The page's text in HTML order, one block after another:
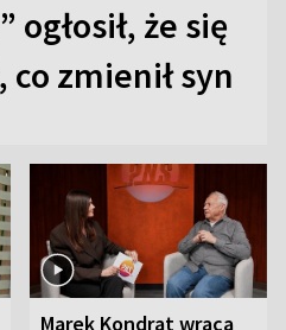
ogłosił, że się
co zmienił syn
Marek Kondrat wraca